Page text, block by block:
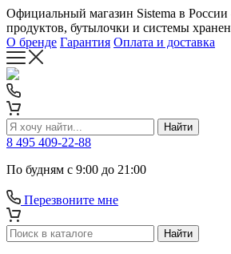
Официальный магазин Sistema в России
продуктов, бутылочки и системы
О бренде Гарантия Оплата и доставка
Найти
8 495 409-22-88
По будням с 9:00 до 21:00
Перезвоните мне
Найти